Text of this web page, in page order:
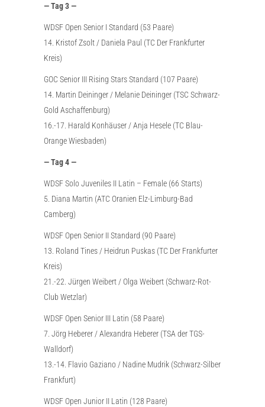
— Tag 3 —
WDSF Open Senior I Standard (53 Paare)
14. Kristof Zsolt / Daniela Paul (TC Der Frankfurter
Kreis)
GOC Senior III Rising Stars Standard (107 Paare)
14. Martin Deininger / Melanie Deininger (TSC Schwarz-
Gold Aschaffenburg)
16.-17. Harald Konhäuser / Anja Hesele (TC Blau-
Orange Wiesbaden)
— Tag 4 —
WDSF Solo Juveniles II Latin – Female (66 Starts)
5. Diana Martin (ATC Oranien Elz-Limburg-Bad
Camberg)
WDSF Open Senior II Standard (90 Paare)
13. Roland Tines / Heidrun Puskas (TC Der Frankfurter
Kreis)
21.-22. Jürgen Weibert / Olga Weibert (Schwarz-Rot-
Club Wetzlar)
WDSF Open Senior III Latin (58 Paare)
7. Jörg Heberer / Alexandra Heberer (TSA der TGS-
Walldorf)
13.-14. Flavio Gaziano / Nadine Mudrik (Schwarz-Silber
Frankfurt)
WDSF Open Junior II Latin (128 Paare)